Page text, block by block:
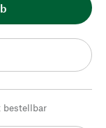
bestellbar